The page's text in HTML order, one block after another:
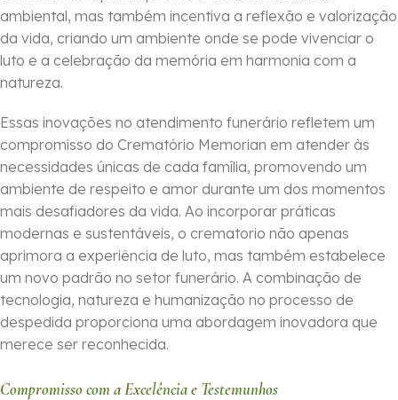
ambiental, mas também incentiva a reflexão e valorização
da vida, criando um ambiente onde se pode vivenciar o
luto e a celebração da memória em harmonia com a
natureza.
Essas inovações no atendimento funerário refletem um
compromisso do Crematório Memorian em atender às
necessidades únicas de cada família, promovendo um
ambiente de respeito e amor durante um dos momentos
mais desafiadores da vida. Ao incorporar práticas
modernas e sustentáveis, o crematorio não apenas
aprimora a experiência de luto, mas também estabelece
um novo padrão no setor funerário. A combinação de
tecnologia, natureza e humanização no processo de
despedida proporciona uma abordagem inovadora que
merece ser reconhecida.
Compromisso com a Excelência e Testemunhos